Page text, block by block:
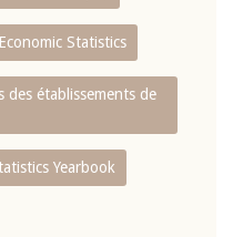
Statistics
des établissements de
Yearbook